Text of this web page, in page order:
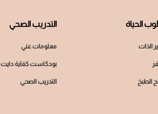
الحياة
الذات
الطبخ
التدريب الصحي
معلومات عني
بودكاست كفاية دايت
التدريب الصحي